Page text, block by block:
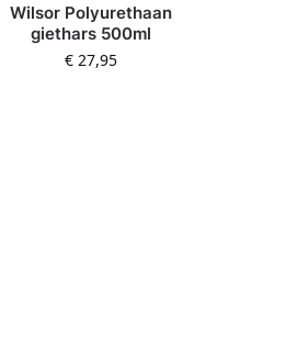
Wilsor Polyurethaan
giethars 500ml
€ 27,95